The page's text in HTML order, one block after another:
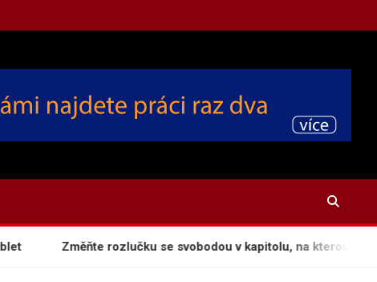
Změňte rozlučku se svobodou v kapitolu, na kterou se